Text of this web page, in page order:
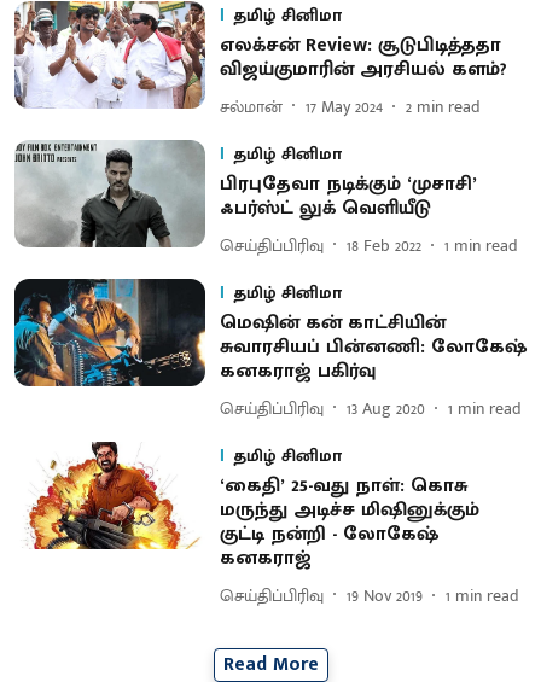
தமிழ் சினிமா
எலக்சன் Review: சூடுபிடித்ததா
விஜய்குமாரின் அரசியல் களம்?
சல்மான் 17 May 2024 2 min read
தமிழ் சினிமா
பிரபுதேவா நடிக்கும் ‘முசாசி’
ஃபர்ஸ்ட் லுக் வெளியீடு
செய்திப்பிரிவு 18 Feb 2022 1 min read
தமிழ் சினிமா
மெஷின் கன் காட்சியின்
சுவாரசியப் பின்னணி: லோகேஷ்
கனகராஜ் பகிர்வு
செய்திப்பிரிவு 13 Aug 2020 1 min read
தமிழ் சினிமா
‘கைதி’ 25-வது நாள்: கொசு
மருந்து அடிச்ச மிஷினுக்கும்
குட்டி நன்றி - லோகேஷ்
கனகராஜ்
செய்திப்பிரிவு 19 Nov 2019 1 min read
Read More